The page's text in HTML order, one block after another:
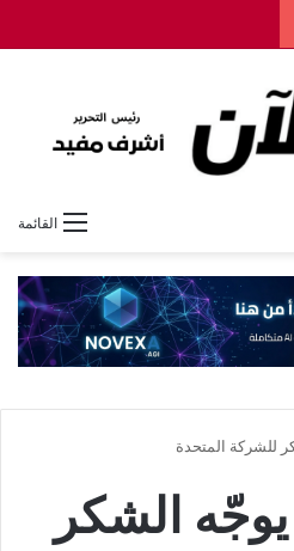
القائمة
للشركة المتحدة
الشكر